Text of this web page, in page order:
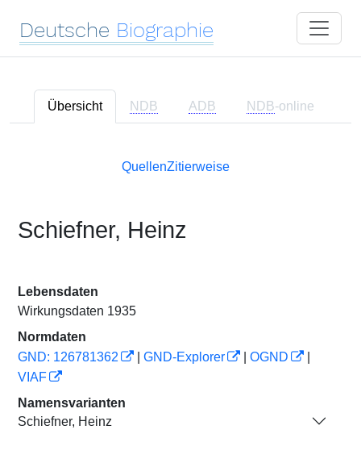
Deutsche Biographie
Übersicht NDB ADB NDB-online
QuellenZitierweise
Schiefner, Heinz
Lebensdaten
Wirkungsdaten 1935
Normdaten
GND: 126781362
GND-Explorer OGND
VIAF
Namensvarianten
Schiefner, Heinz